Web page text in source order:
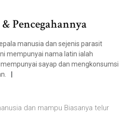
Pencegahannya
manusia dan sejenis parasit
mempunyai nama latin ialah
sayap dan mengkonsumsi
dan mampu Biasanya telur